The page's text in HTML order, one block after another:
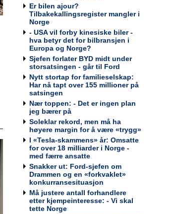
Servicemarkedsleder
Sulland Lier
Teknisk kontrollør
Viking Kontroll AS
Avdelingsleder / Kundemottaker
Mekonomen Bilverksted, Arna
Er bilen ajour?
Tilbakekallingsregister mangler i
Norge
- USA vil forby kinesiske biler -
hva betyr det for bilbransjen i
Europa og Norge?
Sjefen forlater BYD midt under
storsatsingen - går til Ford
Nytt stortap for familieselskap:
Har nå tapt over 155 millioner på
satsingen
Nær toppen: - Det er ingen plan
jeg bærer på
Soleklar rekord, men må ha
høyere margin for å være «trygg»
I «Tesla-skammens» år: Omsatte
for over 18 milliarder i Norge -
med færre ansatte
Snakker ut: Ford-sjefen om
Drammen og en «forkvaklet»
konkurransesituasjon
Må justere antall forhandlere
etter kjempeinteresse: - Vi skal
tette Norge